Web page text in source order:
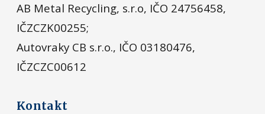
AB Metal Recycling, s.r.o, IČO 24756458,
IČZCZK00255;
Autovraky CB s.r.o., IČO 03180476,
IČZCZC00612
Kontakt